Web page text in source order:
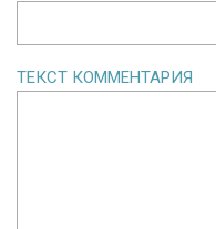
ТЕКСТ КОММЕНТАРИЯ